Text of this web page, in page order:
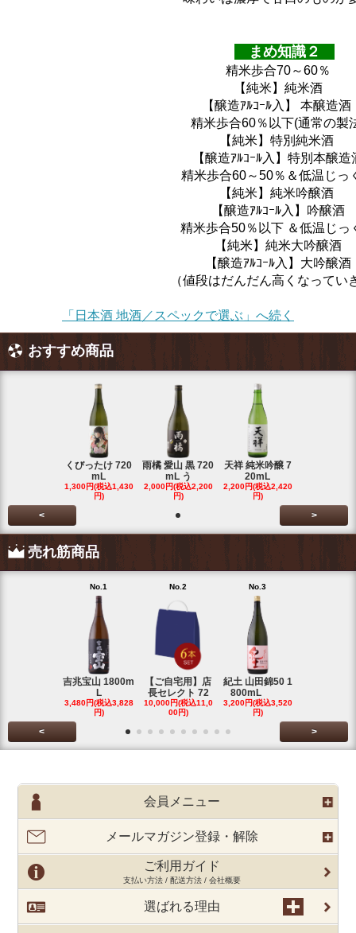
まめ知識２
精米歩合70～60％
【純米】純米酒
【醸造ｱﾙｺｰﾙ入】 本醸造酒
精米歩合60％以下(通常の製
【純米】特別純米酒
【醸造ｱﾙｺｰﾙ入】特別本醸造
精米歩合60～50％＆低温じっ
【純米】純米吟醸酒
【醸造ｱﾙｺｰﾙ入】吟醸酒
精米歩合50％以下 ＆低温じっ
【純米】純米大吟醸酒
【醸造ｱﾙｺｰﾙ入】大吟醸酒
（値段はだんだん高くなってい
「日本酒 地酒／スペックで選ぶ」へ続く
おすすめ商品
くびったけ 720
mL
1,300円(税込1,430
円)
雨橘 愛山 黒 720
mL う
2,000円(税込2,200
円)
天祥 純米吟醸 7
20mL
2,200円(税込2,420
円)
< >
売れ筋商品
No.1
吉兆宝山 1800m
L
3,480円(税込3,828
円)
No.2
【ご自宅用】店
長セレクト 72
10,000円(税込11,0
00円)
No.3
紀土 山田錦50 1
800mL
3,200円(税込3,520
円)
< >
会員メニュー
メールマガジン登録・解除
ご利用ガイド
支払い方法 / 配送方法 / 会社概要
選ばれる理由